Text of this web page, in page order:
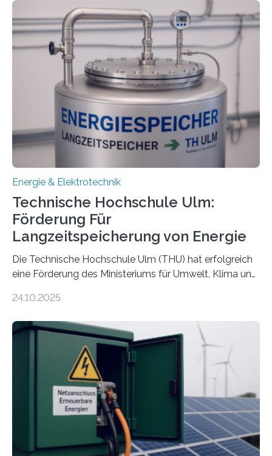
Energie & Elektrotechnik
Technische Hochschule Ulm:
Förderung Für
Langzeitspeicherung von Energie
Die Technische Hochschule Ulm (THU) hat erfolgreich
eine Förderung des Ministeriums für Umwelt, Klima und
Forschungsprojekt „LAGER – Langzeitspeicherung in
Quartieren“ eingeworben. Ziel des Projekts ist die
Entwicklung, Erprobung und Demonstration von
Konzepten zur langfristigen Energiespeicherung in
sektorübergreifend vernetzten Energiesystemen. Das
Projekt startete am 15. Oktober 2025, hat eine Laufzeit
von drei Jahren und ein Gesamtvolumen von rund 2,9
Millionen Euro, wovon 2,6 Millionen Euro durch das
Ministerium für Umwelt, Klima und…
24.10.2025